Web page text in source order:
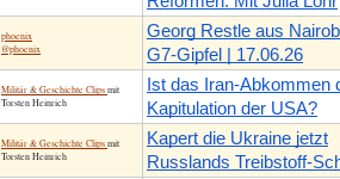
phoenix
@phoenix
Georg Restle aus
G7-Gipfel | 17.06.26
Militär & Geschichte Clips mit
Torsten Heinrich
Ist das Iran-Abkommen
Kapitulation der USA?
Militär & Geschichte Clips mit
Torsten Heinrich
Kapert die Ukraine jetzt
Russlands Treibstoff-